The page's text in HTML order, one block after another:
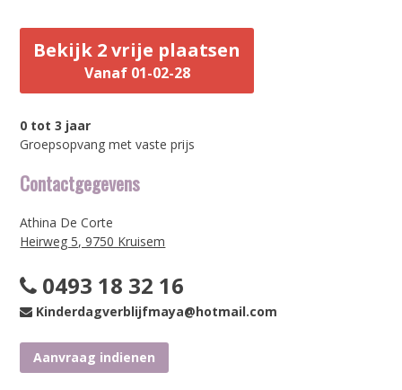
Bekijk 2 vrije plaatsen
Vanaf 01-02-28
0 tot 3 jaar
Groepsopvang met vaste prijs
Contactgegevens
Athina De Corte
Heirweg 5, 9750 Kruisem
0493 18 32 16
Kinderdagverblijfmaya@hotmail.com
Aanvraag indienen